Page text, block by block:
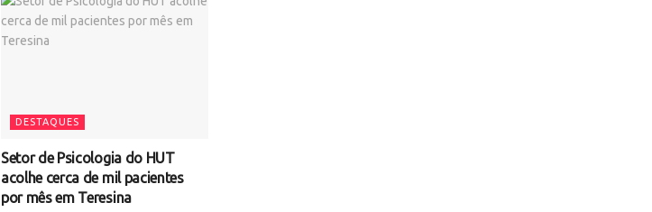
DESTAQUES
Setor de Psicologia do HUT
acolhe cerca de mil pacientes
por mês em Teresina